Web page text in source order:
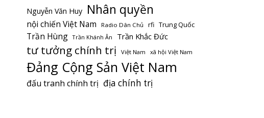
Nguyễn Văn Huy Nhân quyền
nội chiến Việt Nam Radio Dân Chủ rfi Trung Quốc
Trần Hùng Trần Khánh Ân Trần Khắc Đức
tư tưởng chính trị Việt Nam xã hội Việt Nam
Đảng Cộng Sản Việt Nam
đấu tranh chính trị địa chính trị